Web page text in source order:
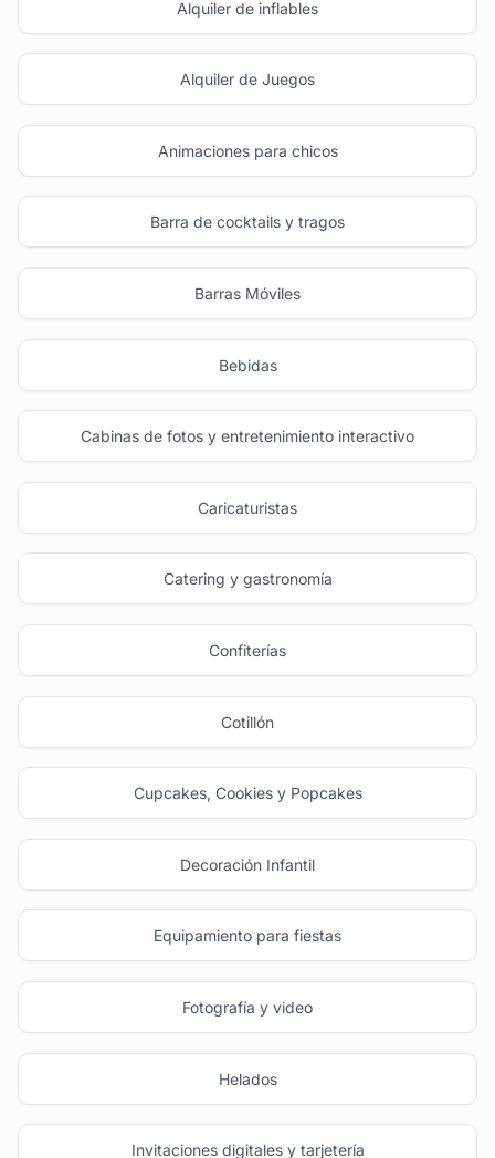
Alquiler de inflables
Alquiler de Juegos
Animaciones para chicos
Barra de cocktails y tragos
Barras Móviles
Bebidas
Cabinas de fotos y entretenimiento interactivo
Caricaturistas
Catering y gastronomía
Confiterías
Cotillón
Cupcakes, Cookies y Popcakes
Decoración Infantil
Equipamiento para fiestas
Fotografía y video
Helados
Invitaciones digitales y tarjetería